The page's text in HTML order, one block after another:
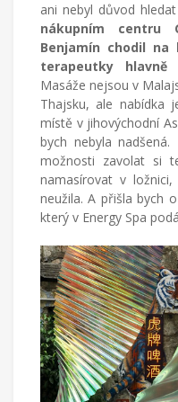
ani nebyl důvod
nákupním centru
Benjamín chodil
terapeutky
Masáže nejsou v
Thajsku, ale nabídka
místě v jihovýchodní
bych nebyla
možnosti zavolat si
namasírovat v
neužila. A přišla bych
který v Energy Spa